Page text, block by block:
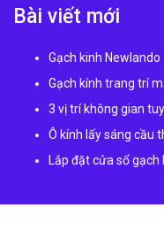
Bài viết mới
Gạch kinh
Gạch kính trang trí
3 vị trí không gian
Ô kính lấy sáng cầu
Lắp đặt cửa sổ